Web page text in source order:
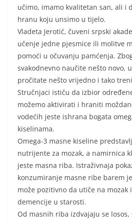
učimo, imamo kvalitetan san, ali i
hranu koju unsimo u tijelo.
Vladeta Jerotić, čuveni srpski
učenje jedne pjesmice ili molitve
pomoći u očuvanju pamćenja.
svakodnevno naučite nešto novo,
pročitate nešto vrijedno i tako
Stručnjaci ističu da izbior
možemo aktivirati i hraniti
vodećih jeste ishrana bogata
kiselinama.
Omega-3 masne kiseline
nutrijente za mozak, a namirnica
jeste masna riba. Istraživnaja
konzumiranje masne ribe barem
može pozitivno da utiče na mozak
demencije u starosti.
Od masnih riba izdvajaju se